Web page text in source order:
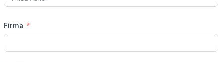
Firma